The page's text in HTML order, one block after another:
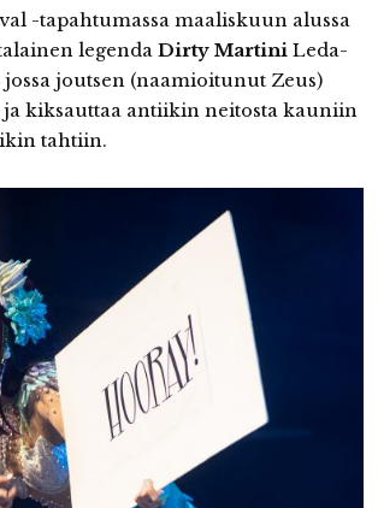
-tapahtumassa maaliskuun alussa
legenda Dirty MartiniLeda-
joutsen (naamioitunut Zeus)
kiksauttaa antiikin neitosta kauniin
tahtiin.